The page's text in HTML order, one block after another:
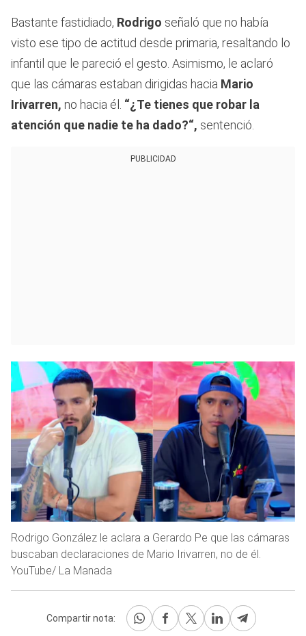
Bastante fastidiado, Rodrigo señaló que no había
visto ese tipo de actitud desde primaria, resaltando lo
infantil que le pareció el gesto. Asimismo, le aclaró
que las cámaras estaban dirigidas hacia Mario
Irivarren, no hacia él. “¿Te tienes que robar la
atención que nadie te ha dado?“, sentenció.
PUBLICIDAD
Rodrigo González le aclara a Gerardo Pe que las cámaras
buscaban declaraciones de Mario Irivarren, no de él.
YouTube/ La Manada
Compartir nota: